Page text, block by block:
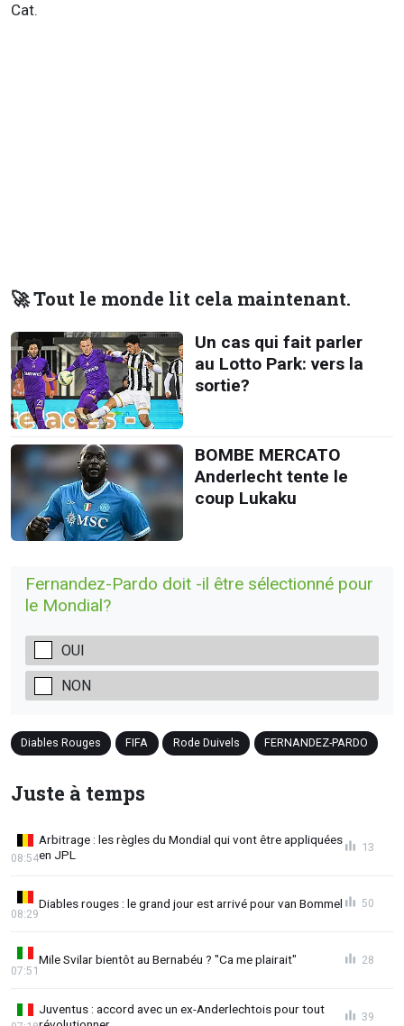
Cat.
🚀 Tout le monde lit cela maintenant.
Un cas qui fait parler
au Lotto Park: vers la
sortie?
BOMBE MERCATO
Anderlecht tente le
coup Lukaku
Fernandez-Pardo doit -il être sélectionné pour
le Mondial?
OUI
NON
Diables Rouges FIFA Rode Duivels FERNANDEZ-PARDO
Juste à temps
Arbitrage : les règles du Mondial qui vont être appliquées
en JPL
08:54
13
Diables rouges : le grand jour est arrivé pour van Bommel
08:29
50
Mile Svilar bientôt au Bernabéu ? "Ca me plairait"
07:51
28
Juventus : accord avec un ex-Anderlechtois pour tout
39